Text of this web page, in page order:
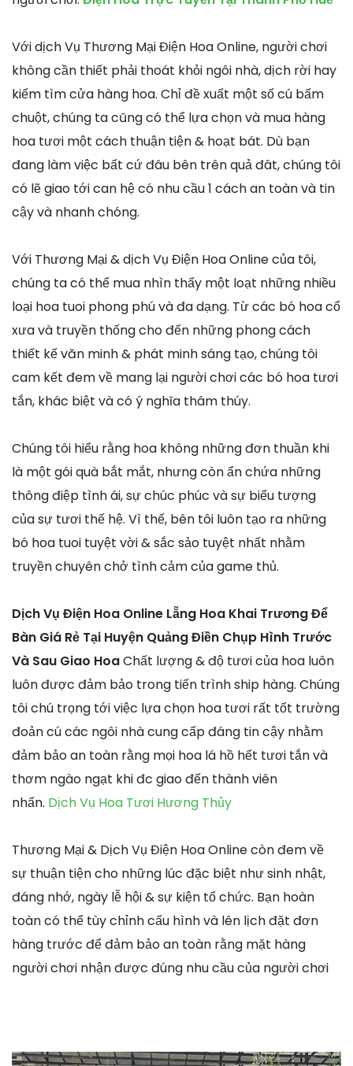
Với dịch Vụ Thương Mại Điện Hoa Online, người chơi
không cần thiết phải thoát khỏi ngôi nhà, dịch rời hay
kiếm tìm cửa hàng hoa. Chỉ đề xuất một số cú bấm
chuột, chúng ta cũng có thể lựa chọn và mua hàng
hoa tươi một cách thuận tiện & hoạt bát. Dù bạn
đang làm việc bất cứ đâu bên trên quả đât, chúng tôi
có lẽ giao tới can hệ có nhu cầu 1 cách an toàn và tin
cậy và nhanh chóng.
Với Thương Mại & dịch Vụ Điện Hoa Online của tôi,
chúng ta có thể mua nhìn thấy một loạt những nhiều
loại hoa tuoi phong phú và đa dạng. Từ các bó hoa cổ
xưa và truyền thống cho đến những phong cách
thiết kế văn minh & phát minh sáng tạo, chúng tôi
cam kết đem về mang lại người chơi các bó hoa tươi
tắn, khác biệt và có ý nghĩa thâm thúy.
Chúng tôi hiểu rằng hoa không những đơn thuần khi
là một gói quà bắt mắt, nhưng còn ẩn chứa những
thông điệp tình ái, sự chúc phúc và sự biểu tượng
của sự tươi thế hệ. Vì thế, bên tôi luôn tạo ra những
bó hoa tuoi tuyệt vời & sắc sảo tuyệt nhất nhằm
truyền chuyên chở tình cảm của game thủ.
Dịch Vụ Điện Hoa Online Lẵng Hoa Khai Trương Để
Bàn Giá Rẻ Tại Huyện Quảng Điền Chụp Hình Trước
Và Sau Giao HoaChất lượng & độ tươi của hoa luôn
luôn được đảm bảo trong tiến trình ship hàng. Chúng
tôi chú trọng tới việc lựa chọn hoa tươi rất tốt trường
đoản cú các ngôi nhà cung cấp đáng tin cậy nhằm
đảm bảo an toàn rằng mọi hoa lá hồ hết tươi tắn và
thơm ngào ngạt khi đc giao đến thành viên
nhấn. Dịch Vụ Hoa Tươi Hương Thủy
Thương Mại & Dịch Vụ Điện Hoa Online còn đem về
sự thuận tiện cho những lúc đặc biệt như sinh nhật,
đáng nhớ, ngày lễ hội & sự kiện tổ chức. Bạn hoàn
toàn có thể tùy chỉnh cấu hình và lên lịch đặt đơn
hàng trước để đảm bảo an toàn rằng mặt hàng
người chơi nhận được đúng nhu cầu của người chơi